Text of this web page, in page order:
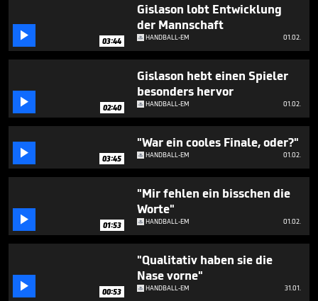
seconds
 03:44
Gislason lobt Entwicklung
der Mannschaft
HANDBALL-EM 01.02.
 02:40
Gislason hebt einen Spieler
besonders hervor
HANDBALL-EM 01.02.
 03:45
"War ein cooles Finale, oder?"
HANDBALL-EM 01.02.
 01:53
"Mir fehlen ein bisschen die
Worte"
HANDBALL-EM 01.02.
 00:53
"Qualitativ haben sie die
Nase vorne"
HANDBALL-EM 31.01.